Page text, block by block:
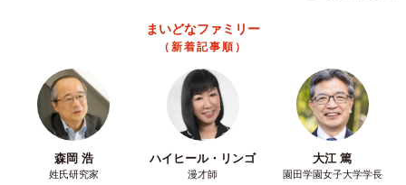
・ジャンプしておもちゃを取る遊びを何十往復も繰り返す
・朝は物を落として“お腹すいた”をアピール
・手や足をおもちゃだと思ってよく噛む
「よく食べて、よく噛むんです（笑）」
まいどなファミリー
（新着記事順）
森岡 浩
姓氏研究家
ハイヒール・リンゴ
漫才師
大江 篤
園田学園女子大学学長